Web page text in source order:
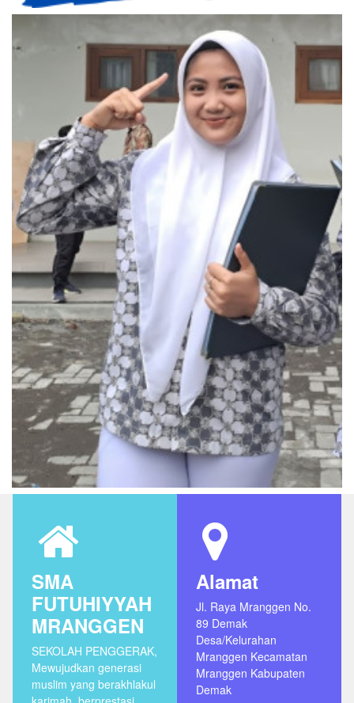
SMA
FUTUHIYYAH
MRANGGEN
SEKOLAH PENGGERAK,
Mewujudkan generasi
muslim yang berakhlakul
Alamat
Jl. Raya Mranggen No.
89 Demak
Desa/Kelurahan
Mranggen Kecamatan
Mranggen Kabupaten
Demak